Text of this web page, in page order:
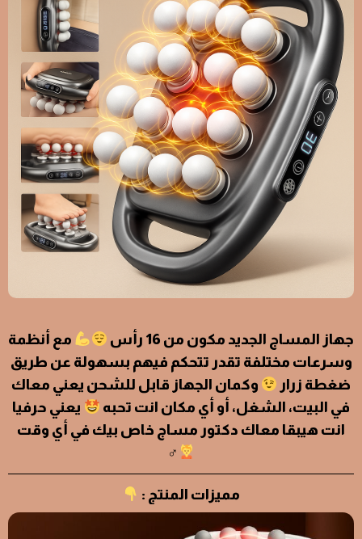
جهاز المساج الجديد مكون من 16 رأس
مع أنظمة
وسرعات مختلفة تقدر تتحكم فيهم بسهولة عن طريق
ضغطة زرار
وكمان الجهاز قابل للشحن يعني معاك
في البيت، الشغل، أو أي مكان انت تحبه
يعني حرفيا
انت هيبقا معاك دكتور مساج خاص بيك في أي وقت
‍♂
مميزات المنتج :